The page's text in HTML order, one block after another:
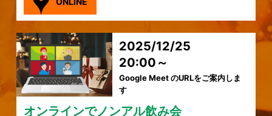
2025/12/25
20:00～
Google Meet のURLをご案内しま
す
オンラインでノンアル飲み会